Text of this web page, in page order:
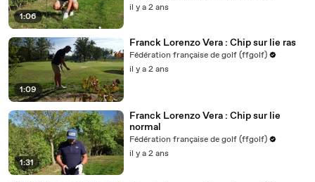
1:06
il y a 2 ans
1:09
Franck Lorenzo Vera : Chip sur lie ras
Fédération française de golf (ffgolf)
il y a 2 ans
1:31
Franck Lorenzo Vera : Chip sur lie
normal
Fédération française de golf (ffgolf)
il y a 2 ans